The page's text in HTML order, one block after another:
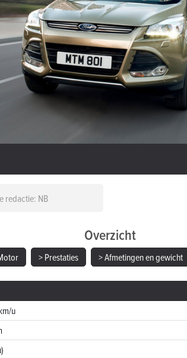
redactie: NB
Overzicht
> Prestaties > Afmetingen en gewicht
u